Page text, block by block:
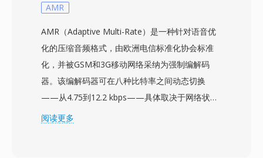
AMR
AMR（Adaptive Multi-Rate）是一种针对语音优
化的压缩音频格式，由欧洲电信标准化协会标准
化，并被GSM和3G移动网络采纳为强制编解码
器。该编解码器可在八种比特率之间动态切换
——从4.75到12.2 kbps——具体取决于网络状况
和背景噪声水平。当链路质量下降时，编码器切换
阅读更多